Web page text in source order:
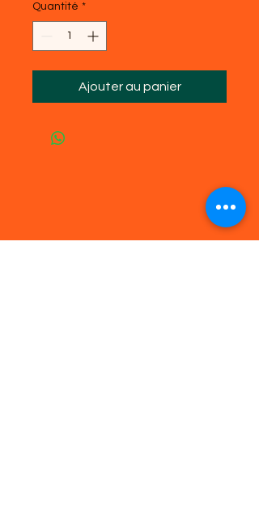
Quantité *
Ajouter au panier